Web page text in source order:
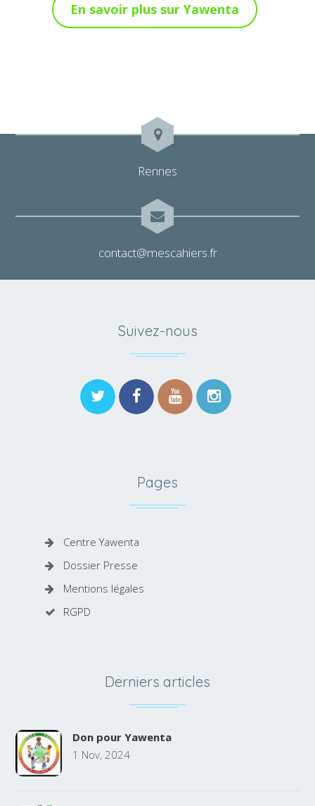
En savoir plus sur Yawenta
Rennes
contact@mescahiers.fr
Suivez-nous
Pages
Centre Yawenta
Dossier Presse
Mentions légales
RGPD
Derniers articles
Don pour Yawenta
1 Nov, 2024